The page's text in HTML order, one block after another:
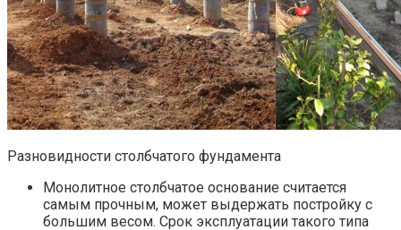
Разновидности столбчатого фундамента
Монолитное столбчатое основание считается
самым прочным, может выдержать постройку с
большим весом. Срок эксплуатации такого типа